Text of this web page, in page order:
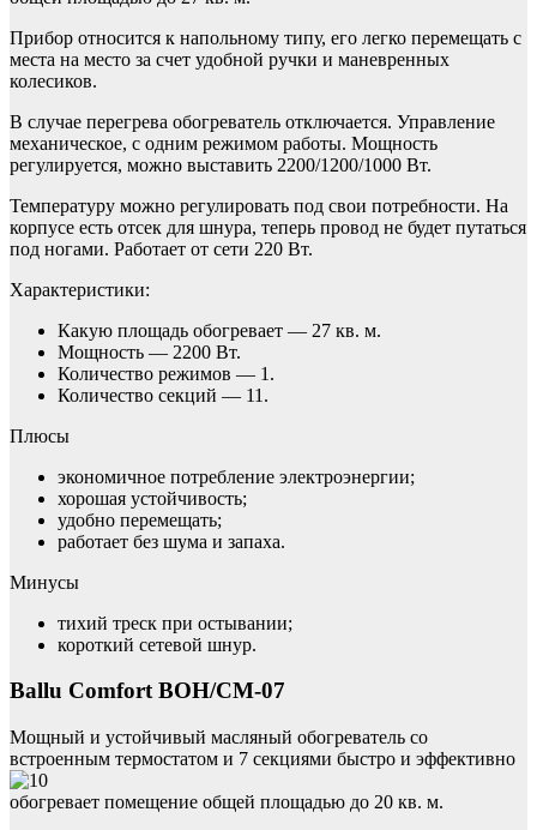
Прибор относится к напольному типу, его легко перемещать с
места на место за счет удобной ручки и маневренных
колесиков.
В случае перегрева обогреватель отключается. Управление
механическое, с одним режимом работы. Мощность
регулируется, можно выставить 2200/1200/1000 Вт.
Температуру можно регулировать под свои потребности. На
корпусе есть отсек для шнура, теперь провод не будет путаться
под ногами. Работает от сети 220 Вт.
Характеристики:
Какую площадь обогревает — 27 кв. м.
Мощность — 2200 Вт.
Количество режимов — 1.
Количество секций — 11.
Плюсы
экономичное потребление электроэнергии;
хорошая устойчивость;
удобно перемещать;
работает без шума и запаха.
Минусы
тихий треск при остывании;
короткий сетевой шнур.
Ballu Comfort BOH/CM-07
Мощный и устойчивый масляный обогреватель со
встроенным термостатом и 7 секциями быстро и эффективно
обогревает помещение общей площадью до 20 кв. м.